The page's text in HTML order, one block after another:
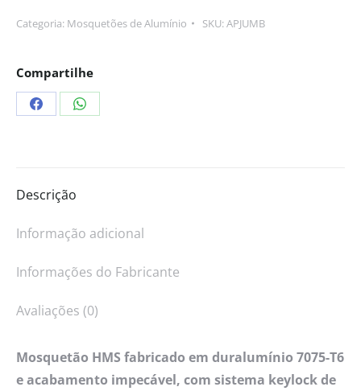
Categoria: Mosquetões de Alumínio SKU:APJUMB
Compartilhe
Descrição
Informação adicional
Informações do Fabricante
Avaliações (0)
Mosquetão HMS fabricado em duralumínio 7075-T6
e acabamento impecável, com sistema keylock de